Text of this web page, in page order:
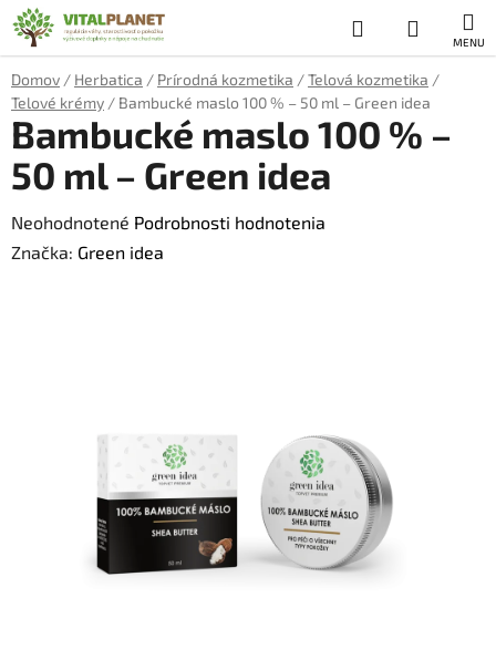
Prejsť
na
obsah
Hľadať
KOŠÍK
Domov / Herbatica / Prírodná kozmetika /Telová kozmetika /
Telové krémy / Bambucké maslo 100 % – 50 ml – Green idea
Bambucké maslo 100 % –
50 ml – Green idea
Priemerné
hodnotenie
hviezdičiek.
Neohodnotené Podrobnosti hodnotenia
Značka: Green idea